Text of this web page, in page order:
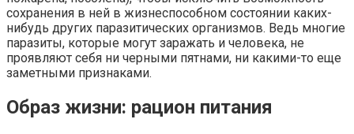
сохранения в ней в жизнеспособном состоянии каких-
нибудь других паразитических организмов. Ведь многие
паразиты, которые могут заражать и человека, не
проявляют себя ни черными пятнами, ни какими-то еще
заметными признаками.
Образ жизни: рацион питания